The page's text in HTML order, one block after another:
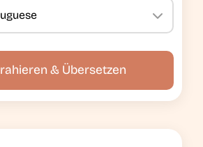
& Übersetzen